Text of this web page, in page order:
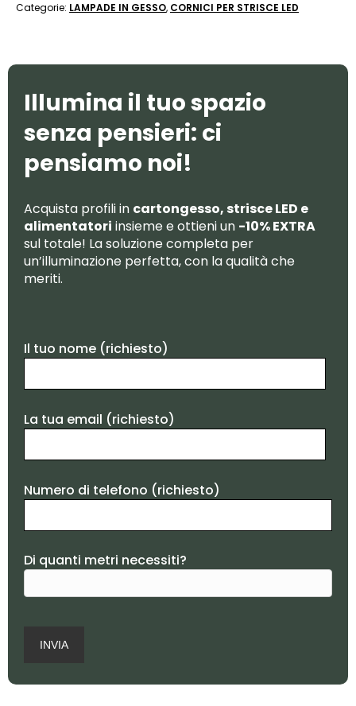
Categorie: LAMPADE IN GESSO, CORNICI PER STRISCE LED
Illumina il tuo spazio
senza pensieri: ci
pensiamo noi!
Acquista profili in cartongesso, strisce LED e
alimentatori insieme e ottieni un -10% EXTRA
sul totale! La soluzione completa per
un’illuminazione perfetta, con la qualità che
meriti.
Il tuo nome (richiesto)
La tua email (richiesto)
Numero di telefono (richiesto)
Di quanti metri necessiti?